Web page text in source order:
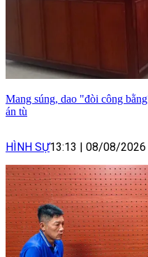
Mang súng, dao "đòi công
án tù
HÌNH SỰ13:13 08/08/2026